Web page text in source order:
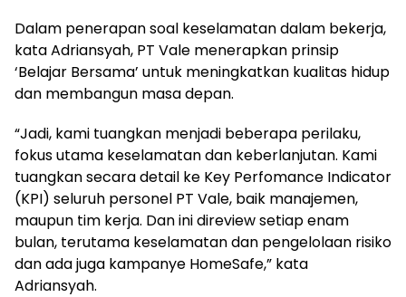
Dalam penerapan soal keselamatan dalam bekerja,
kata Adriansyah, PT Vale menerapkan prinsip
‘Belajar Bersama’ untuk meningkatkan kualitas hidup
dan membangun masa depan.
“Jadi, kami tuangkan menjadi beberapa perilaku,
fokus utama keselamatan dan keberlanjutan. Kami
tuangkan secara detail ke Key Perfomance Indicator
(KPI) seluruh personel PT Vale, baik manajemen,
maupun tim kerja. Dan ini direview setiap enam
bulan, terutama keselamatan dan pengelolaan risiko
dan ada juga kampanye HomeSafe,” kata
Adriansyah.